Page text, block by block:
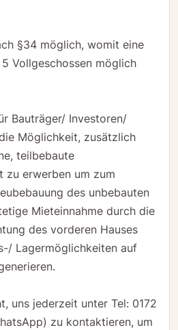
§34 möglich, womit eine
Vollgeschossen möglich
Bauträger/ Investoren/
Möglichkeit, zusätzlich
teilbebaute
zu erwerben um zum
des unbebauten
Mieteinnahme durch die
des vorderen Hauses
Lagermöglichkeiten auf
uns jederzeit unter Tel: 0172
zu kontaktieren, um